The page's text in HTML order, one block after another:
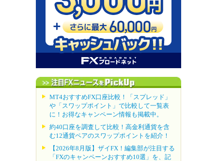
MT4おすすめFX口座比較！「スプレッド」
や「スワップポイント」で比較して一覧表
に！お得なキャンペーン情報も掲載中。
約40口座を調査して比較！高金利通貨を含
む12通貨ペアのスワップポイントを紹介！
【2026年8月版】ザイFX！編集部が注目する
「FXのキャンペーンおすすめ10選」を、記